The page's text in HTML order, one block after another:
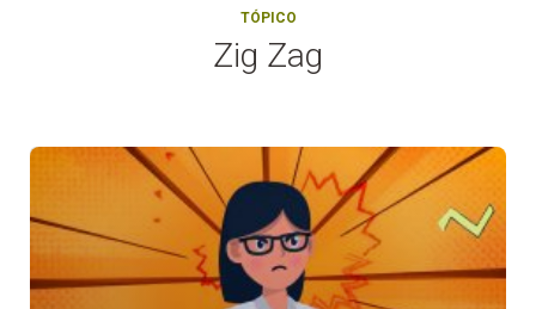
TÓPICO
Zig Zag